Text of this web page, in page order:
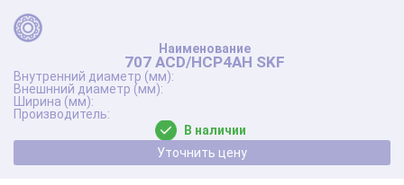
707 ACD/HCP4AH SKF
В наличии
Уточнить цену